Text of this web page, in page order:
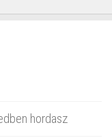
hordasz